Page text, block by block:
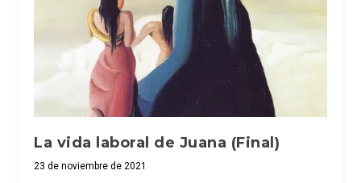
La vida laboral de Juana (Final)
23 de noviembre de 2021